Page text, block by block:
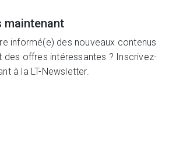
maintenant
informé(e) des nouveaux contenus
des offres intéressantes ? Inscrivez-
à la LT-Newsletter.